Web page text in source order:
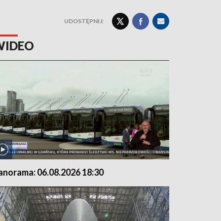
UDOSTĘPNIJ:
06.08.2026 18:30